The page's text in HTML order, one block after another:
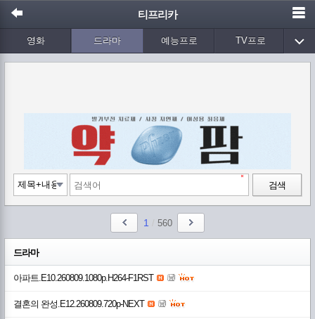
티프리카
영화 드라마 예능프로 TV프로
애니메이션 음악 Wetv
검색
1 560
드라마
아파트.E10.260809.1080p.H264-F1RST
결혼의 완성.E12.260809.720p-NEXT